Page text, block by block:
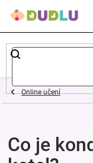
Dětské
a
oblečení
Online učení
Co je